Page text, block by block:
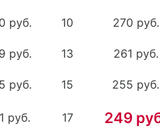
руб. 10 270 руб.
руб. 13 261 руб.
руб. 15 255 руб.
руб. 17 249